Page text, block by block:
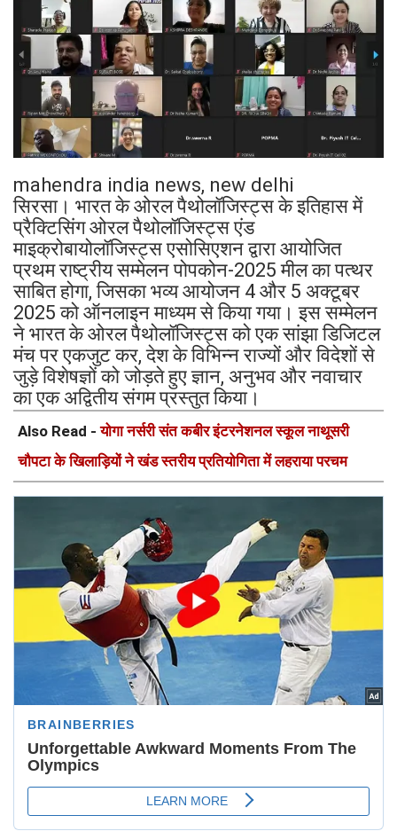
mahendra india news, new delhi
सिरसा। भारत के ओरल पैथोलॉजिस्ट्स के इतिहास में
प्रैक्टिसिंग ओरल पैथोलॉजिस्ट्स एंड
माइक्रोबायोलॉजिस्ट्स एसोसिएशन द्वारा आयोजित
प्रथम राष्ट्रीय सम्मेलन पोपकोन-2025 मील का पत्थर
साबित होगा, जिसका भव्य आयोजन 4 और 5 अक्टूबर
2025 को ऑनलाइन माध्यम से किया गया। इस सम्मेलन
ने भारत के ओरल पैथोलॉजिस्ट्स को एक सांझा डिजिटल
मंच पर एकजुट कर, देश के विभिन्न राज्यों और विदेशों से
जुड़े विशेषज्ञों को जोड़ते हुए ज्ञान, अनुभव और नवाचार
का एक अद्वितीय संगम प्रस्तुत किया।
Also Read -योगा नर्सरी संत कबीर इंटरनेशनल स्कूल नाथूसरी
चौपटा के खिलाड़ियों ने खंड स्तरीय प्रतियोगिता में लहराया परचम